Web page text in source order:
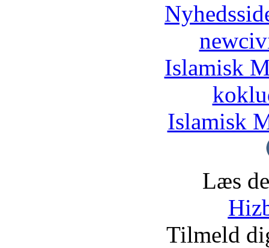
Islamisk
Islamisk
Læs
Tilmeld